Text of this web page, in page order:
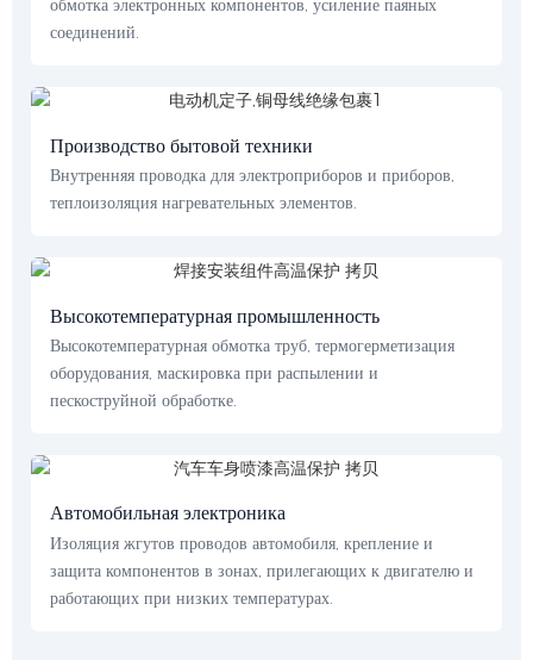
обмотка электронных компонентов, усиление паяных
соединений.
Производство бытовой техники
Внутренняя проводка для электроприборов и приборов,
теплоизоляция нагревательных элементов.
Высокотемпературная промышленность
Высокотемпературная обмотка труб, термогерметизация
оборудования, маскировка при распылении и
пескоструйной обработке.
Автомобильная электроника
Изоляция жгутов проводов автомобиля, крепление и
защита компонентов в зонах, прилегающих к двигателю и
работающих при низких температурах.